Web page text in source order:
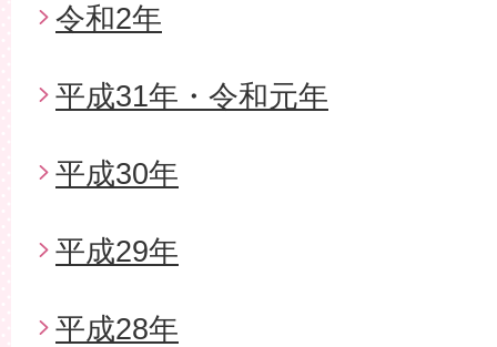
令和2年
平成31年・令和元年
平成30年
平成29年
平成28年